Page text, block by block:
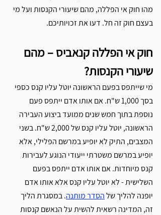
מהו חוק אי הפללה, מהם שיעורי הקנסות ועל מי
בעצם חוק זה חל. דעו את זכויותיכם.
חוק אי הפללה קנאביס – מהם
שיעורי הקנסות?
מי שייתפס בפעם הראשונה יוטל עליו קנס כספי
בסך 1,000 ש"ח. אם אותו אדם ייתפס פעם
נוספת בתוך חמש שנים ממועד ביצוע העבירה
הראשונה, יוטל עליו קנס של 2,000 ש"ח. בשני
המצבים, התיק לא יופיע במרשם הפלילי, אלא
יופיע במרשם משטרתי ייעודי הנוגע לעבירות
קנס מיוחדות. אם אותו אדם ייתפס בפעם
השלישית - לא יוטל עליו קנס אלא אותו אדם
יופנה להליך של הסדר מותנה. במסגרת הליך
זה, המדינה רשאית להשית על הנאשם קנסות